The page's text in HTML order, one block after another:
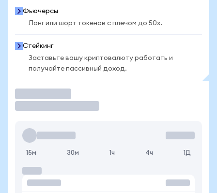
Фьючерсы
Лонг или шорт токенов с плечом до 50x.
Стейкинг
Заставьте вашу криптовалюту работать и
получайте пассивный доход.
15м 30м 1ч 4ч 1Д